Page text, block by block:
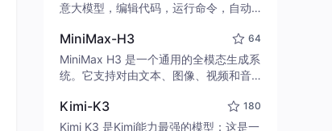
意大模型，编辑代码，运行命令，自动
致性能。 ｜ An open-source alternativ
e to Claude Code. Connect any LLM,
edit code, run commands, and verify
MiniMax-H3 64
MiniMax H3 是一个通用的全模态生成系
统。它支持对由文本、图像、视频和音
并能生成分辨率高达 2K、时长可达 15
秒的带原生立体声音频的视频。得益于
Kimi-K3 180
Kimi K3 是Kimi能力最强的模型：这是一